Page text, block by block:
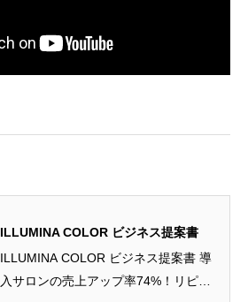
ILLUMINA COLOR ビジネス提案書
ILLUMINA COLOR ビジネス提案書 導
入サロンの売上アップ率74%！リピー